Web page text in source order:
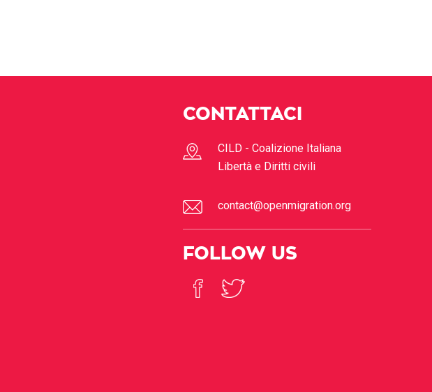
CONTATTACI
CILD - Coalizione Italiana
Libertà e Diritti civili
contact@openmigration.org
FOLLOW US